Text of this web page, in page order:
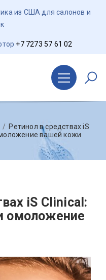
из США для салонов и
+7 7273 57 61 02
Ретинол в средствах iS
вашей кожи
iS Clinical:
омоложение